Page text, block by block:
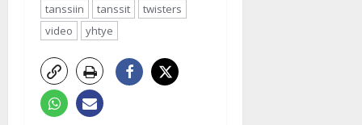
tanssiin
tanssit
twisters
video
yhtye